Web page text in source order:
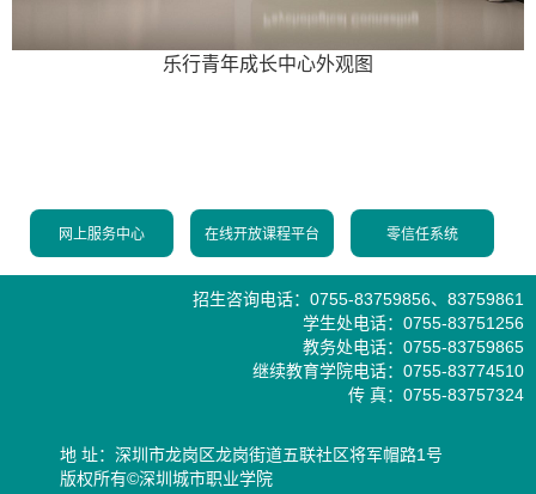
乐行青年成长中心外观图
网上服务中心 在线开放课程平台 零信任系统
招生咨询电话：0755-83759856、83759861
学生处电话：0755-83751256
教务处电话：0755-83759865
继续教育学院电话：0755-83774510
传 真：0755-83757324
地 址：深圳市龙岗区龙岗街道五联社区将军帽路1号
版权所有©深圳城市职业学院